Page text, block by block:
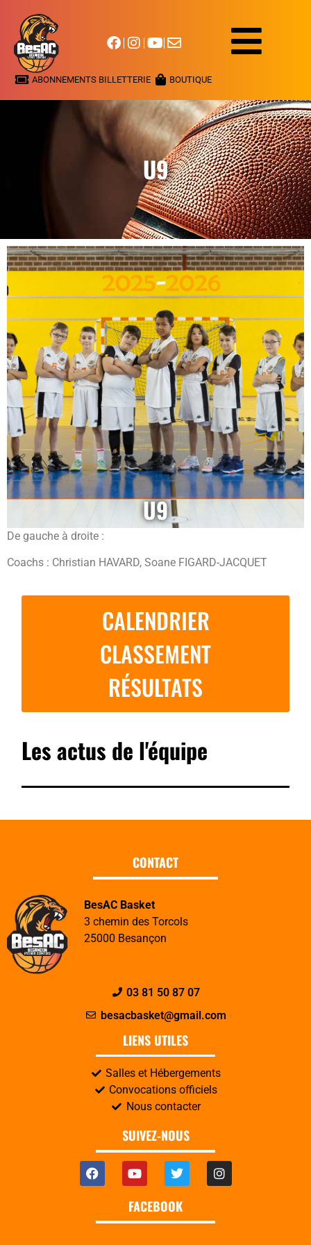
ABONNEMENTS BILLETTERIE BOUTIQUE
U9
U9
De gauche à droite :
Coachs : Christian HAVARD, Soane FIGARD-JACQUET
CALENDRIER
CLASSEMENT
RÉSULTATS
Les actus de l'équipe
CONTACT
BesAC Basket
3 chemin des Torcols
25000 Besançon
03 81 50 87 07
besacbasket@gmail.com
LIENS UTILES
Salles et Hébergements
Convocations officiels
Nous contacter
SUIVEZ-NOUS
FACEBOOK